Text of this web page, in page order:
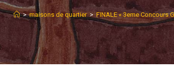
> maisons de quartier > FINALE « 3eme Concours